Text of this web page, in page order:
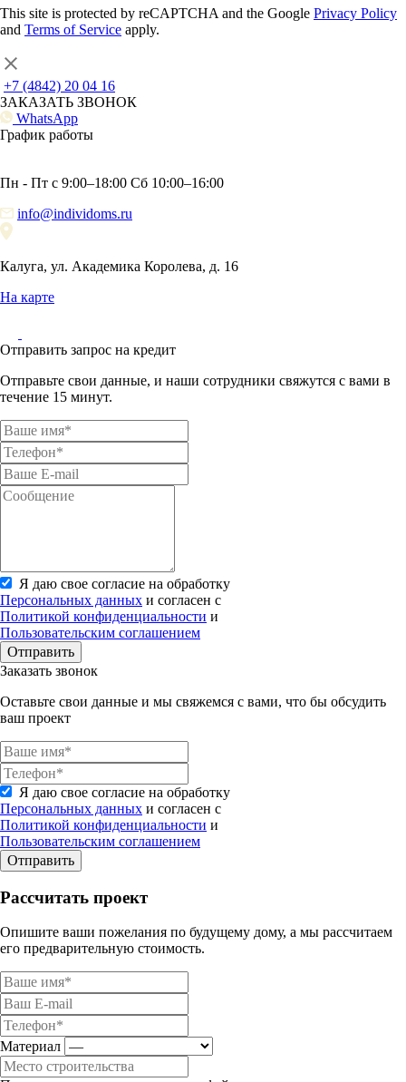
This site is protected by reCAPTCHA and the Google Privacy Policy
and Terms of Service apply.
+7 (4842) 20 04 16
ЗАКАЗАТЬ ЗВОНОК
WhatsApp
График работы
Пн - Пт с 9:00–18:00 Сб 10:00–16:00
info@individoms.ru
Калуга, ул. Академика Королева, д. 16
На карте
Отправить запрос на кредит
Отправьте свои данные, и наши сотрудники свяжутся с вами в
течение 15 минут.
Я даю свое согласие на обработку
Персональных данных и согласен с
Политикой конфиденциальности и
Пользовательским соглашением
Отправить
Заказать звонок
Оставьте свои данные и мы свяжемся с вами, что бы обсудить
ваш проект
Я даю свое согласие на обработку
Персональных данных и согласен с
Политикой конфиденциальности и
Пользовательским соглашением
Отправить
Рассчитать проект
Опишите ваши пожелания по будущему дому, а мы рассчитаем
его предварительную стоимость.
Материал